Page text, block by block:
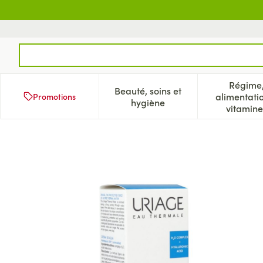
Promotions
Beauté, soins et
hygièneAfficher le sous-menu
Régime,
Uriage Eau Thermale